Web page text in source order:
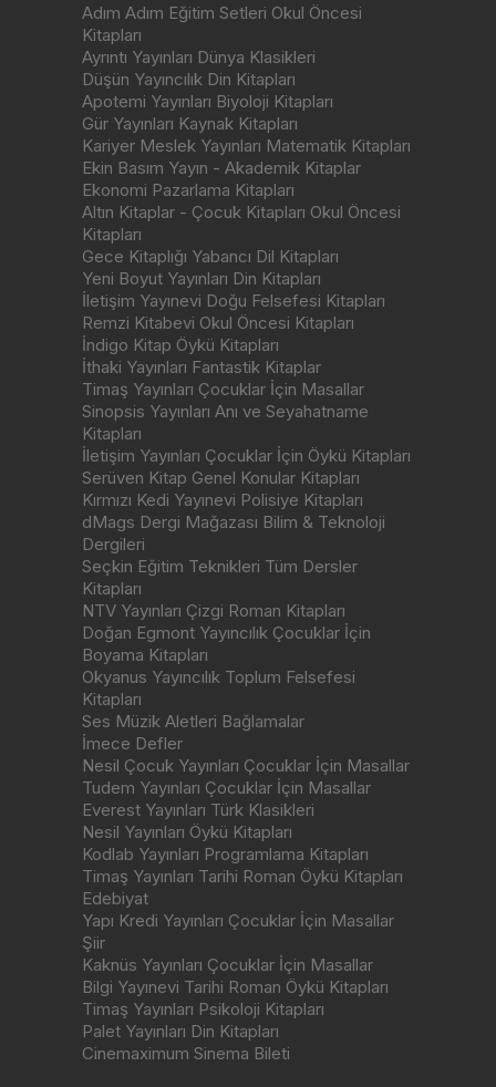
Adım Adım Eğitim Setleri Okul Öncesi
Kitapları
Ayrıntı Yayınları Dünya Klasikleri
Düşün Yayıncılık Din Kitapları
Apotemi Yayınları Biyoloji Kitapları
Gür Yayınları Kaynak Kitapları
Kariyer Meslek Yayınları Matematik Kitapları
Ekin Basım Yayın - Akademik Kitaplar
Ekonomi Pazarlama Kitapları
Altın Kitaplar - Çocuk Kitapları Okul Öncesi
Kitapları
Gece Kitaplığı Yabancı Dil Kitapları
Yeni Boyut Yayınları Din Kitapları
İletişim Yayınevi Doğu Felsefesi Kitapları
Remzi Kitabevi Okul Öncesi Kitapları
İndigo Kitap Öykü Kitapları
İthaki Yayınları Fantastik Kitaplar
Timaş Yayınları Çocuklar İçin Masallar
Sinopsis Yayınları Anı ve Seyahatname
Kitapları
İletişim Yayınları Çocuklar İçin Öykü Kitapları
Serüven Kitap Genel Konular Kitapları
Kırmızı Kedi Yayınevi Polisiye Kitapları
dMags Dergi Mağazası Bilim & Teknoloji
Dergileri
Seçkin Eğitim Teknikleri Tüm Dersler
Kitapları
NTV Yayınları Çizgi Roman Kitapları
Doğan Egmont Yayıncılık Çocuklar İçin
Boyama Kitapları
Okyanus Yayıncılık Toplum Felsefesi
Kitapları
Ses Müzik Aletleri Bağlamalar
İmece Defler
Nesil Çocuk Yayınları Çocuklar İçin Masallar
Tudem Yayınları Çocuklar İçin Masallar
Everest Yayınları Türk Klasikleri
Nesil Yayınları Öykü Kitapları
Kodlab Yayınları Programlama Kitapları
Timaş Yayınları Tarihi Roman Öykü Kitapları
Edebiyat
Yapı Kredi Yayınları Çocuklar İçin Masallar
Şiir
Kaknüs Yayınları Çocuklar İçin Masallar
Bilgi Yayınevi Tarihi Roman Öykü Kitapları
Timaş Yayınları Psikoloji Kitapları
Palet Yayınları Din Kitapları
Cinemaximum Sinema Bileti